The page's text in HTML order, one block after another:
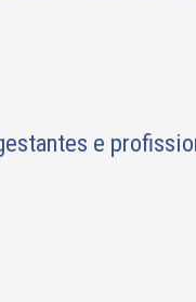
e